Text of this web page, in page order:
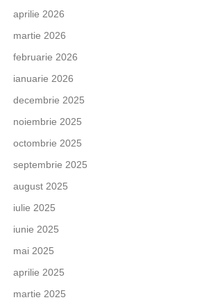
aprilie 2026
martie 2026
februarie 2026
ianuarie 2026
decembrie 2025
noiembrie 2025
octombrie 2025
septembrie 2025
august 2025
iulie 2025
iunie 2025
mai 2025
aprilie 2025
martie 2025